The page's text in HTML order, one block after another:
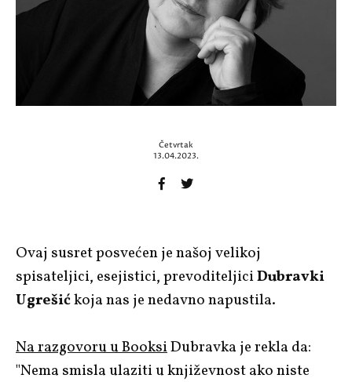
Četvrtak
13.04.2023.
Ovaj susret posvećen je našoj velikoj
spisateljici, esejistici, prevoditeljiciDubravki
Ugrešićkoja nas je nedavno napustila.
Na razgovoru u BooksiDubravka je rekla da:
"Nema smisla ulaziti u književnost ako niste